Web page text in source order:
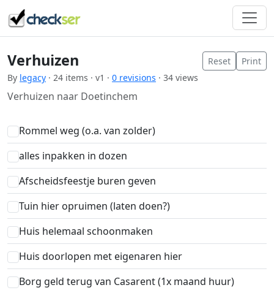
Verhuizen
By legacy · 24 items · v1 · 0 revisions · 34 views
Reset Print
Verhuizen naar Doetinchem
Rommel weg (o.a. van zolder)
alles inpakken in dozen
Afscheidsfeestje buren geven
Tuin hier opruimen (laten doen?)
Huis helemaal schoonmaken
Huis doorlopen met eigenaren hier
Borg geld terug van Casarent (1x maand huur)